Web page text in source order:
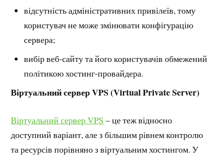
відсутність адміністративних привілеїв, тому
користувач не може змінювати конфігурацію
сервера;
вибір веб-сайту та його користувачів обмежений
політикою хостинг-провайдера.
Віртуальний сервер VPS (Virtual Private Server)
Віртуальний сервер VPS – це теж відносно
доступний варіант, але з більшим рівнем контролю
та ресурсів порівняно з віртуальним хостингом. У